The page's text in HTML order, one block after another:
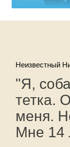
Неизвестный
"Я,
тетка.
меня.
Мне 14